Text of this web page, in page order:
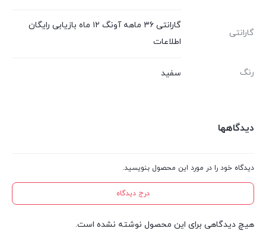
گارانتی
گارانتی ۳۶ ماهه آونگ ۱۲ ماه بازیابی رایگان
اطلاعات
رنگ سفید
دیدگاهها
دیدگاه خود را در مورد این محصول بنویسید.
درج دیدگاه
هیچ دیدگاهی برای این محصول نوشته نشده است.